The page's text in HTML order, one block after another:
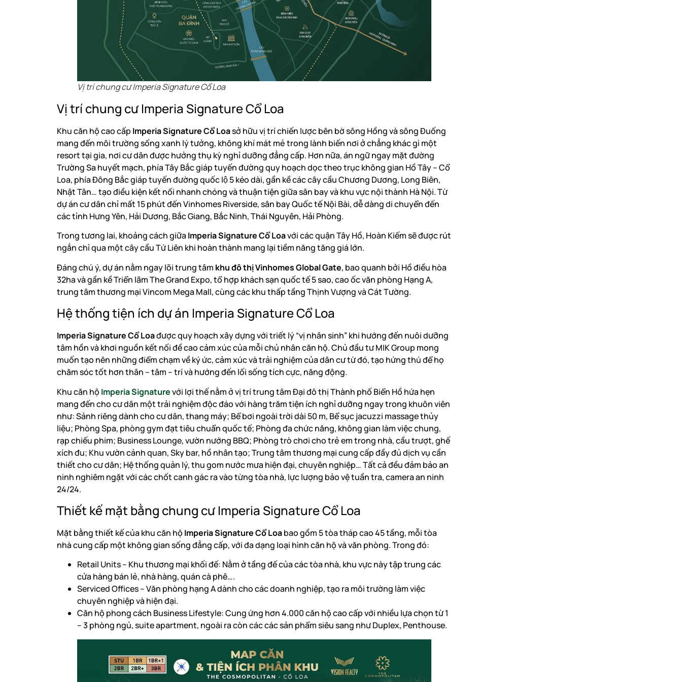
Vị trí chung cư Imperia Signature Cổ Loa
Vị trí chung cư Imperia Signature Cổ Loa
Khu căn hộ cao cấp Imperia Signature Cổ Loasở hữu vị trí chiến lược bên bờ sông Hồng và sông Đuống
mang đến môi trường sống xanh lý tưởng, không khí mát mẻ trong lành biến nơi ở chẳng khác gì một
resort tại gia, nơi cư dân được hưởng thụ kỳ nghỉ dưỡng đẳng cấp. Hơn nữa, án ngữ ngay mặt đường
Trường Sa huyết mạch, phía Tây Bắc giáp tuyến đường quy hoạch dọc theo trục không gian Hồ Tây – Cổ
Loa, phía Đông Bắc giáp tuyến đường quốc lộ 5 kéo dài, gần kề các cây cầu Chương Dương, Long Biên,
Nhật Tân… tạo điều kiện kết nối nhanh chóng và thuận tiện giữa sân bay và khu vực nội thành Hà Nội. Từ
dự án cư dân chỉ mất 15 phút đến Vinhomes Riverside, sân bay Quốc tế Nội Bài, dễ dàng di chuyển đến
các tỉnh Hưng Yên, Hải Dương, Bắc Giang, Bắc Ninh, Thái Nguyên, Hải Phòng.
Trong tương lai, khoảng cách giữa Imperia Signature Cổ Loavới các quận Tây Hồ, Hoàn Kiếm sẽ được rút
ngắn chỉ qua một cây cầu Tứ Liên khi hoàn thành mang lại tiềm năng tăng giá lớn.
Đáng chú ý, dự án nằm ngay lõi trung tâm khu đô thị Vinhomes Global Gate, bao quanh bởi Hồ điều hòa
32ha và gần kề Triển lãm The Grand Expo, tổ hợp khách sạn quốc tế 5 sao, cao ốc văn phòng Hạng A,
trung tâm thương mại Vincom Mega Mall, cùng các khu thấp tầng Thịnh Vượng và Cát Tường.
Hệ thống tiện ích dự án Imperia Signature Cổ Loa
Imperia Signature Cổ Loađược quy hoạch xây dựng với triết lý “vị nhân sinh” khi hướng đến nuôi dưỡng
tâm hồn và khơi nguồn kết nối đề cao cảm xúc của mỗi chủ nhân căn hộ. Chủ đầu tư MIK Group mong
muốn tạo nên những điểm chạm về ký ức, cảm xúc và trải nghiệm của dân cư từ đó, tạo hứng thú để họ
chăm sóc tốt hơn thân – tâm – trí và hướng đến lối sống tích cực, năng động.
Khu căn hộ Imperia Signaturevới lợi thế nằm ở vị trí trung tâm Đại đô thị Thành phố Biển Hồ hứa hẹn
mang đến cho cư dân một trải nghiệm độc đáo với hàng trăm tiện ích nghỉ dưỡng ngay trong khuôn viên
như: Sảnh riêng dành cho cư dân, thang máy; Bể bơi ngoài trời dài 50 m, Bể sục jacuzzi massage thủy
liệu; Phòng Spa, phòng gym đạt tiêu chuẩn quốc tế; Phòng đa chức năng, không gian làm việc chung,
rạp chiếu phim; Business Lounge, vườn nướng BBQ; Phòng trò chơi cho trẻ em trong nhà, cầu trượt, ghế
xích đu; Khu vườn cảnh quan, Sky bar, hồ nhân tạo; Trung tâm thương mại cung cấp đầy đủ dịch vụ cần
thiết cho cư dân; Hệ thống quản lý, thu gom nước mưa hiện đại, chuyên nghiệp… Tất cả đều đảm bảo an
ninh nghiêm ngặt với các chốt canh gác ra vào từng tòa nhà, lực lượng bảo vệ tuần tra, camera an ninh
24/24.
Thiết kế mặt bằng chung cư Imperia Signature Cổ Loa
Mặt bằng thiết kế của khu căn hộ Imperia Signature Cổ Loabao gồm 5 tòa tháp cao 45 tầng, mỗi tòa
nhà cung cấp một không gian sống đẳng cấp, với đa dạng loại hình căn hộ và văn phòng. Trong đó:
Retail Units – Khu thương mại khối đế: Nằm ở tầng đế của các tòa nhà, khu vực này tập trung các
cửa hàng bán lẻ, nhà hàng, quán cà phê….
Serviced Offices – Văn phòng hạng A dành cho các doanh nghiệp, tạo ra môi trường làm việc
chuyên nghiệp và hiện đại.
Căn hộ phong cách Business Lifestyle: Cung ứng hơn 4.000 căn hộ cao cấp với nhiều lựa chọn từ 1
– 3 phòng ngủ, suite apartment, ngoài ra còn các các sản phẩm siêu sang như Duplex, Penthouse.